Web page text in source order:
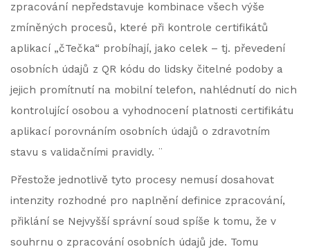
zpracování nepředstavuje kombinace všech výše
zmíněných procesů, které při kontrole certifikátů
aplikací „čTečka“ probíhají, jako celek – tj. převedení
osobních údajů z QR kódu do lidsky čitelné podoby a
jejich promítnutí na mobilní telefon, nahlédnutí do nich
kontrolující osobou a vyhodnocení platnosti certifikátu
aplikací porovnáním osobních údajů o zdravotním
stavu s validačními pravidly. ¨
Přestože jednotlivě tyto procesy nemusí dosahovat
intenzity rozhodné pro naplnění definice zpracování,
přiklání se Nejvyšší správní soud spíše k tomu, že v
souhrnu o zpracování osobních údajů jde. Tomu